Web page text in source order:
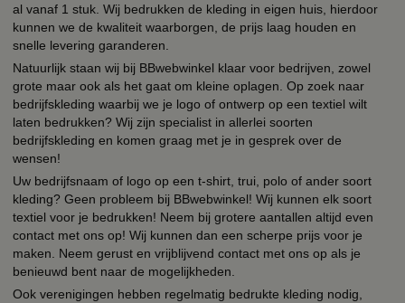
al vanaf 1 stuk. Wij bedrukken de kleding in eigen huis, hierdoor
kunnen we de kwaliteit waarborgen, de prijs laag houden en
snelle levering garanderen.
Natuurlijk staan wij bij BBwebwinkel klaar voor bedrijven, zowel
grote maar ook als het gaat om kleine oplagen. Op zoek naar
bedrijfskleding waarbij we je logo of ontwerp op een textiel wilt
laten bedrukken? Wij zijn specialist in allerlei soorten
bedrijfskleding en komen graag met je in gesprek over de
wensen!
Uw bedrijfsnaam of logo op een t-shirt, trui, polo of ander soort
kleding? Geen probleem bij BBwebwinkel! Wij kunnen elk soort
textiel voor je bedrukken! Neem bij grotere aantallen altijd even
contact met ons op! Wij kunnen dan een scherpe prijs voor je
maken. Neem gerust en vrijblijvend contact met ons op als je
benieuwd bent naar de mogelijkheden.
Ook verenigingen hebben regelmatig bedrukte kleding nodig,